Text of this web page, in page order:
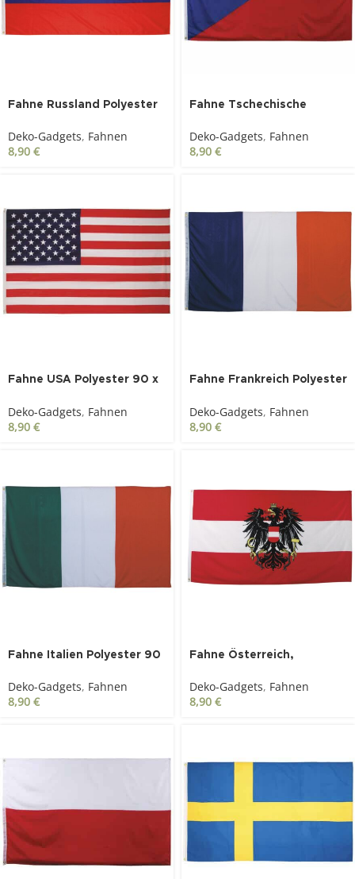
Fahne Russland Polyester
Deko-Gadgets, Fahnen
8,90 €
Fahne Tschechische
150 cm
Deko-Gadgets, Fahnen
8,90 €
Fahne USA Polyester 90 x
Deko-Gadgets, Fahnen
8,90 €
Fahne Frankreich Polyester
Deko-Gadgets, Fahnen
8,90 €
Fahne Italien Polyester 90
Deko-Gadgets, Fahnen
8,90 €
Fahne Österreich,
Deko-Gadgets, Fahnen
8,90 €